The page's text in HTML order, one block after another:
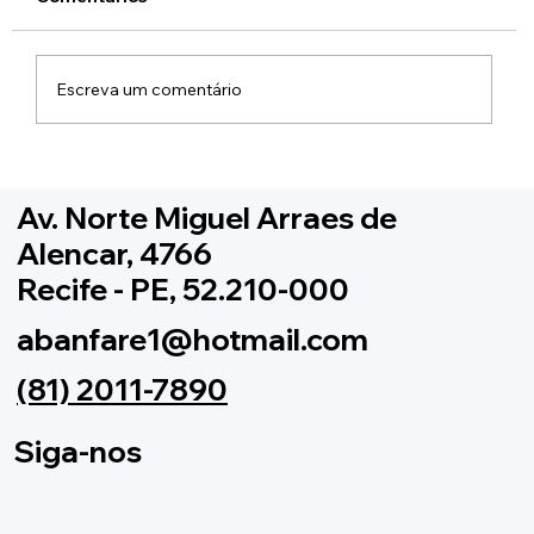
Pernambucana
Escreva um comentário
Av. Norte Miguel Arraes de
Alencar, 4766
Recife - PE, 52.210-000
abanfare1@hotmail.com
(81) 2011-7890
Siga-nos